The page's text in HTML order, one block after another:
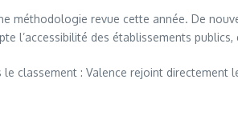
méthodologie revue cette année. De
l’accessibilité des établissements
classement : Valence rejoint